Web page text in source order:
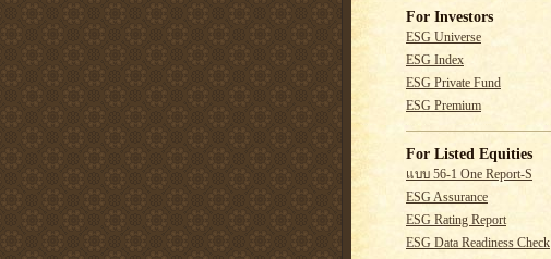
For Investors
ESG Universe
ESG Index
ESG Private Fund
ESG Premium
For Listed Equities
แบบ 56-1 One Report-S
ESG Assurance
ESG Rating Report
ESG Data Readiness Check